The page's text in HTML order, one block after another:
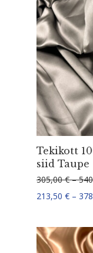
Tekikott
siid Taupe
305,00€ –
213,50 € –